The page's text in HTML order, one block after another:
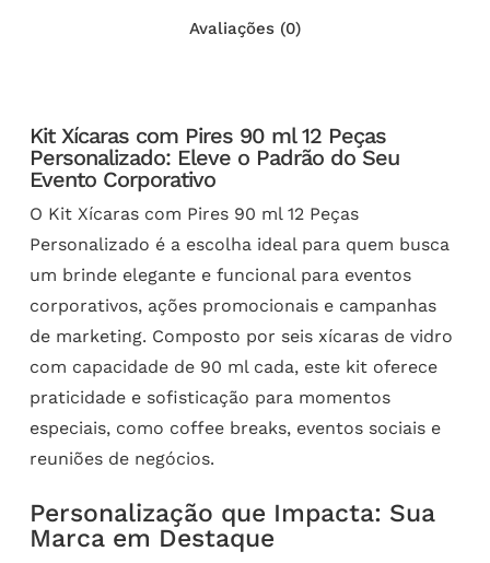
Avaliações (0)
Kit Xícaras com Pires 90 ml 12 Peças
Personalizado: Eleve o Padrão do Seu
Evento Corporativo
O Kit Xícaras com Pires 90 ml 12 Peças
Personalizado é a escolha ideal para quem busca
um brinde elegante e funcional para eventos
corporativos, ações promocionais e campanhas
de marketing. Composto por seis xícaras de vidro
com capacidade de 90 ml cada, este kit oferece
praticidade e sofisticação para momentos
especiais, como coffee breaks, eventos sociais e
reuniões de negócios.
Personalização que Impacta: Sua
Marca em Destaque